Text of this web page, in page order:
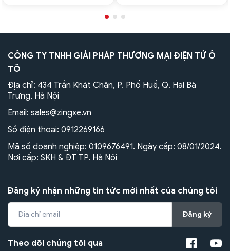
CÔNG TY TNHH GIẢI PHÁP THƯƠNG MẠI ĐIỆN TỬ Ô
TÔ
Địa chỉ: 434 Trần Khát Chân, P. Phố Huế, Q. Hai Bà
Trưng, Hà Nội
Email: sales@zingxe.vn
Số điện thoại: 0912269166
Mã số doanh nghiệp: 0109676491. Ngày cấp: 08/01/2024.
Nơi cấp: SKH & ĐT TP. Hà Nội
Đăng ký nhận những tin tức mới nhất của chúng tôi
Đăng ký
Theo dõi chúng tôi qua